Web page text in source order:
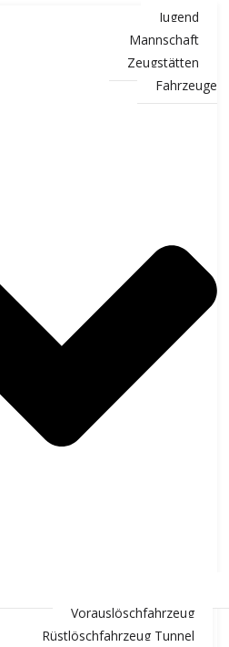
Jugend
Mannschaft
Zeugstätten
Fahrzeuge
Vorauslöschfahrzeug
Rüstlöschfahrzeug Tunnel